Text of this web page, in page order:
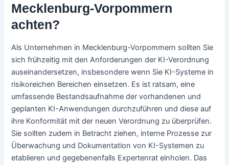
Mecklenburg-Vorpommern
achten?
Als Unternehmen in Mecklenburg-Vorpommern sollten Sie
sich frühzeitig mit den Anforderungen der KI-Verordnung
auseinandersetzen, insbesondere wenn Sie KI-Systeme in
risikoreichen Bereichen einsetzen. Es ist ratsam, eine
umfassende Bestandsaufnahme der vorhandenen und
geplanten KI-Anwendungen durchzuführen und diese auf
ihre Konformität mit der neuen Verordnung zu überprüfen.
Sie sollten zudem in Betracht ziehen, interne Prozesse zur
Überwachung und Dokumentation von KI-Systemen zu
etablieren und gegebenenfalls Expertenrat einholen. Das